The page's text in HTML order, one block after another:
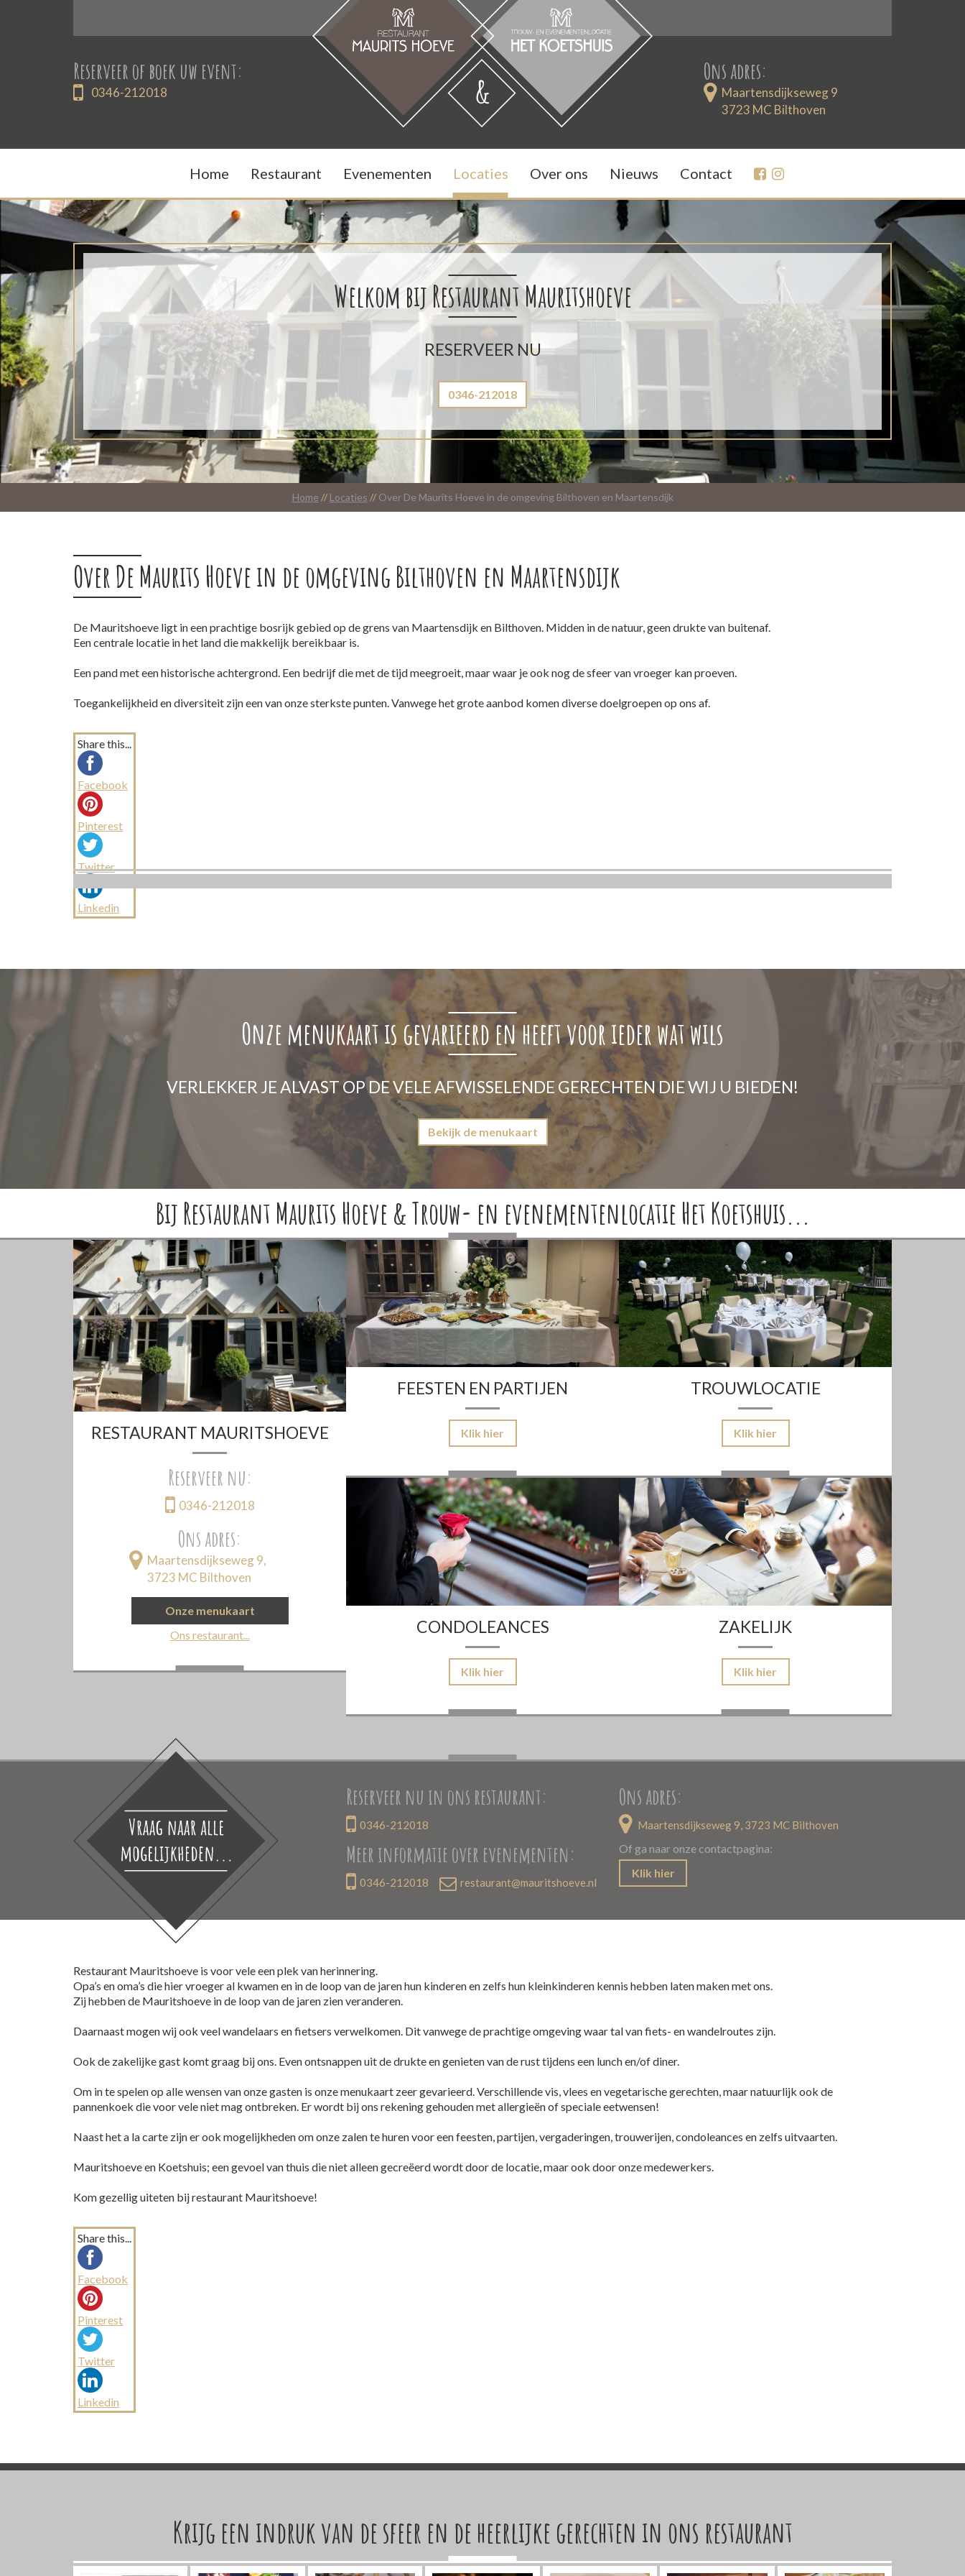
Reserveer of boek uw event:
0346-212018
Ons adres:
Maartensdijkseweg 9
3723 MC Bilthoven
Home Restaurant Evenementen Locaties Over ons Nieuws Contact
Welkom bij Restaurant Mauritshoeve
RESERVEER NU
0346-212018
Home // Locaties // Over De Maurits Hoeve in de omgeving Bilthoven en Maartensdijk
Over De Maurits Hoeve in de omgeving Bilthoven en Maartensdijk
De Mauritshoeve ligt in een prachtige bosrijk gebied op de grens van Maartensdijk en Bilthoven. Midden in de natuur, geen drukte van buitenaf.
Een centrale locatie in het land die makkelijk bereikbaar is.
Een pand met een historische achtergrond. Een bedrijf die met de tijd meegroeit, maar waar je ook nog de sfeer van vroeger kan proeven.
Toegankelijkheid en diversiteit zijn een van onze sterkste punten. Vanwege het grote aanbod komen diverse doelgroepen op ons af.
Share this...
Facebook
Pinterest
Twitter
Linkedin
Onze menukaart is gevarieerd en heeft voor ieder wat wils
VERLEKKER JE ALVAST OP DE VELE AFWISSELENDE GERECHTEN DIE WIJ U BIEDEN!
Bekijk de menukaart
Bij Restaurant Maurits Hoeve & Trouw- en evenementenlocatie Het Koetshuis...
RESTAURANT MAURITSHOEVE
Reserveer nu:
0346-212018
Ons adres:
Maartensdijkseweg 9,
3723 MC Bilthoven
Onze menukaart
Ons restaurant...
FEESTEN EN PARTIJEN
Klik hier
CONDOLEANCES
Klik hier
TROUWLOCATIE
Klik hier
ZAKELIJK
Klik hier
Reserveer nu in ons restaurant:
0346-212018
Meer informatie over evenementen:
0346-212018 restaurant@mauritshoeve.nl
Ons adres:
Maartensdijkseweg 9, 3723 MC Bilthoven
Of ga naar onze contactpagina:
Klik hier
Restaurant Mauritshoeve is voor vele een plek van herinnering.
Opa’s en oma’s die hier vroeger al kwamen en in de loop van de jaren hun kinderen en zelfs hun kleinkinderen kennis hebben laten maken met ons.
Zij hebben de Mauritshoeve in de loop van de jaren zien veranderen.
Daarnaast mogen wij ook veel wandelaars en fietsers verwelkomen. Dit vanwege de prachtige omgeving waar tal van fiets- en wandelroutes zijn.
Ook de zakelijke gast komt graag bij ons. Even ontsnappen uit de drukte en genieten van de rust tijdens een lunch en/of diner.
Om in te spelen op alle wensen van onze gasten is onze menukaart zeer gevarieerd. Verschillende vis, vlees en vegetarische gerechten, maar natuurlijk ook de
pannenkoek die voor vele niet mag ontbreken. Er wordt bij ons rekening gehouden met allergieën of speciale eetwensen!
Naast het a la carte zijn er ook mogelijkheden om onze zalen te huren voor een feesten, partijen, vergaderingen, trouwerijen, condoleances en zelfs uitvaarten.
Mauritshoeve en Koetshuis; een gevoel van thuis die niet alleen gecreëerd wordt door de locatie, maar ook door onze medewerkers.
Kom gezellig uiteten bij restaurant Mauritshoeve!
Share this...
Facebook
Pinterest
Twitter
Linkedin
Krijg een indruk van de sfeer en de heerlijke gerechten in ons restaurant